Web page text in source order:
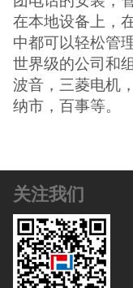
在本地设备上，
中都可以轻松管
世界级的公司和
波音，三菱电机
纳市，百事等。
关注我们